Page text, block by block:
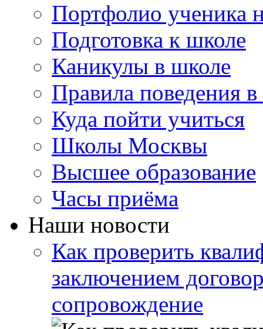
Портфолио ученика
Подготовка к школе
Каникулы в школе
Правила поведения
Куда пойти учиться
Школы Москвы
Высшее образование
Часы приёма
Наши новости
Как проверить
заключением
сопровождение